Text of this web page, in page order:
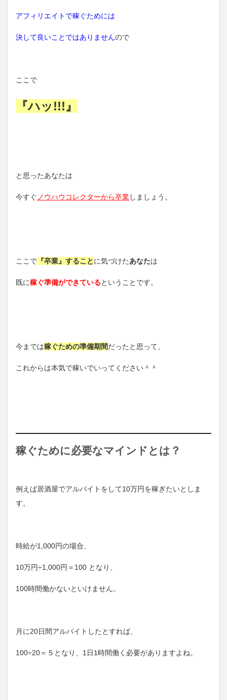
アフィリエイトで稼ぐためには
決して良いことではありませんので
ここで
『ハッ!!!』
と思ったあなたは
今すぐ ノウハウコレクターから卒業しましょう。
ここで 『卒業』することに気づけたあなたは
既に稼ぐ準備ができているということです。
今までは稼ぐための準備期間だったと思って、
これからは本気で稼いでいってください＾＾
稼ぐために必要なマインドとは？
例えば居酒屋でアルバイトをして10万円を稼ぎたいとしま
す。
時給が1,000円の場合、
10万円÷1,000円＝100 となり、
100時間働かないといけません。
月に20日間アルバイトしたとすれば、
100÷20＝５となり、1日1時間働く必要がありますよね。